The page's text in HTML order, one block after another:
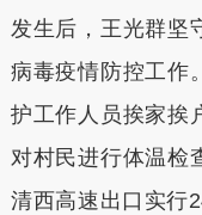
发生后，王光群坚
病毒疫情防控工作
护工作人员挨家挨
对村民进行体温检
清西高速出口实行